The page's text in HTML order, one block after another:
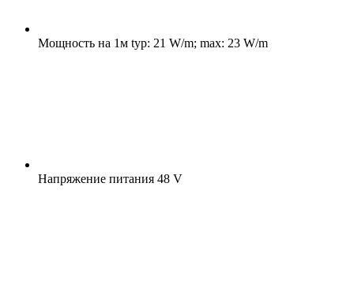
Мощность на 1м typ: 21 W/m; max: 23 W/m
Напряжение питания 48 V